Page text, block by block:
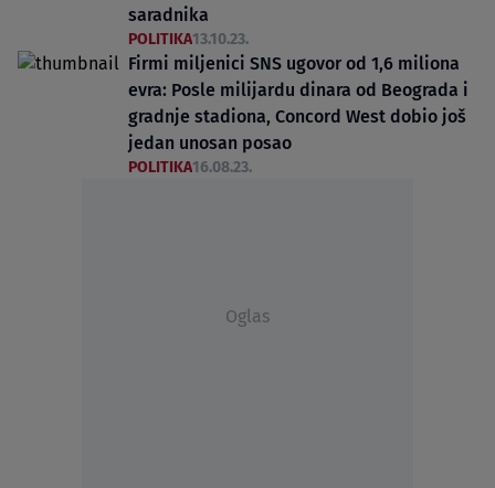
saradnika
POLITIKA13.10.23.
Firmi miljenici SNS ugovor od 1,6 miliona
evra: Posle milijardu dinara od Beograda i
gradnje stadiona, Concord West dobio još
jedan unosan posao
POLITIKA16.08.23.
Oglas